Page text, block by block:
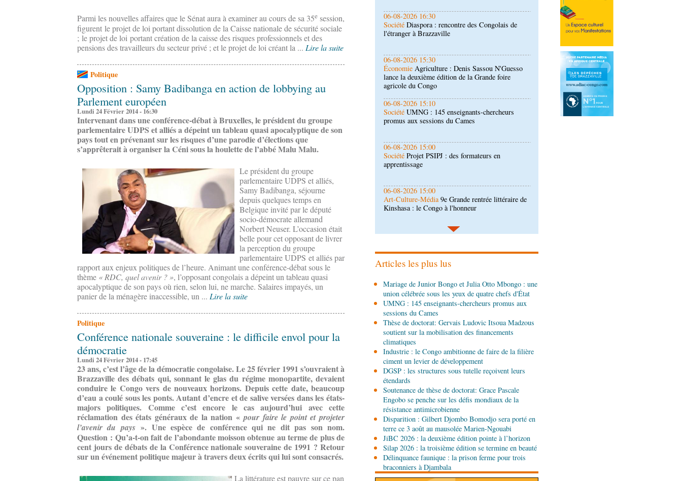
Parmi les nouvelles affaires que le Sénat aura à examiner au cours de sa 35e session,
figurent le projet de loi portant dissolution de la Caisse nationale de sécurité sociale
; le projet de loi portant création de la caisse des risques professionnels et des
pensions des travailleurs du secteur privé ; et le projet de loi créant la ... Lire la suite
Politique
Opposition : Samy Badibanga en action de lobbying au
Parlement européen
Lundi 24 Février 2014 - 16:30
Intervenant dans une conférence-débat à Bruxelles, le président du groupe
parlementaire UDPS et alliés a dépeint un tableau quasi apocalyptique de son
pays tout en prévenant sur les risques d’une parodie d’élections que
s’apprêterait à organiser la Céni sous la houlette de l’abbé Malu Malu.
Le président du groupe
parlementaire UDPS et alliés,
Samy Badibanga, séjourne
depuis quelques temps en
Belgique invité par le député
socio-démocrate allemand
Norbert Neuser. L’occasion était
belle pour cet opposant de livrer
la perception du groupe
parlementaire UDPS et alliés par
rapport aux enjeux politiques de l’heure. Animant une conférence-débat sous le
thème « RDC, quel avenir ? », l’opposant congolais a dépeint un tableau quasi
apocalyptique de son pays où rien, selon lui, ne marche. Salaires impayés, un
panier de la ménagère inaccessible, un ... Lire la suite
Politique
Conférence nationale souveraine : le difficile envol pour la
démocratie
Lundi 24 Février 2014 - 17:45
23 ans, c’est l’âge de la démocratie congolaise. Le 25 février 1991 s’ouvraient à
Brazzaville des débats qui, sonnant le glas du régime monopartite, devaient
conduire le Congo vers de nouveaux horizons. Depuis cette date, beaucoup
d’eau a coulé sous les ponts. Autant d’encre et de salive versées dans les états-
majors politiques. Comme c’est encore le cas aujourd’hui avec cette
réclamation des états généraux de la nation «pour faire le point et projeter
l’avenir du pays». Une espèce de conférence qui ne dit pas son nom.
Question : Qu’a-t-on fait de l’abondante moisson obtenue au terme de plus de
cent jours de débats de la Conférence nationale souveraine de 1991 ? Retour
sur un événement politique majeur à travers deux écrits qui lui sont consacrés.
La littérature est pauvre sur ce pan
06-08-2026 15:30
ÉconomieAgriculture : Denis Sassou N'Guesso
lance la deuxième édition de la Grande foire
06-08-2026 15:10
SociétéUMNG : 145 enseignants-chercheurs
promus aux sessions du Cames
06-08-2026 15:00
Société Projet PSIPJ : des formateurs en
apprentissage
06-08-2026 15:00
Art-Culture-Média9e Grande rentrée littéraire de
Kinshasa : le Congo à l'honneur
06-08-2026 15:00
ÉconomieDeuxième édition de la Gfac : le défi
d’offrir à la nation des produits alimentaires de
06-08-2026 14:30
les stands, des surgelés dans les assiettes
SociétéÉpidémie d'Ebola : le gouvernement
renforce la riposte avec l'appui de l'OMS et
d'Africa CDC
06-08-2026 12:38
SportCommuniqué : Samira Leonie, nouvelle
ambassadrice de la marque 1xBet Congo-
Brazzaville
06-08-2026 09:30
PolitiqueAssemblée nationale: la Commission
Ecofin s’imprègne des réalités du CHU-B
06-08-2026 08:45
PolitiqueVie des institutions : Pierre Ngolo et
Pierre Oba jettent les bases d’une collaboration
fructueuse
06-08-2026 08:30
Afrique-MondeCentrafrique : les sanctions de
l'ONU cachent la guerre silencieuse pour le
contrôle des ressources
Articles les plus lus
Mariage de Junior Bongo et Julia Otto Mbongo : une
union célébrée sous les yeux de quatre chefs d'État
UMNG : 145 enseignants-chercheurs promus aux
sessions du Cames
Thèse de doctorat: Gervais Ludovic Itsoua Madzous
soutient sur la mobilisation des financements
climatiques
Industrie : le Congo ambitionne de faire de la filière
ciment un levier de développement
DGSP : les structures sous tutelle reçoivent leurs
étendards
Soutenance de thèse de doctorat: Grace Pascale
Engobo se penche sur les défis mondiaux de la
résistance antimicrobienne
Disparition : Gilbert Djombo Bomodjo sera porté en
terre ce 3 août au mausolée Marien-Ngouabi
JiBC 2026 : la deuxième édition pointe à l’horizon
Silap 2026 : la troisième édition se termine en beauté
Délinquance faunique : la prison ferme pour trois
braconniers à Djambala